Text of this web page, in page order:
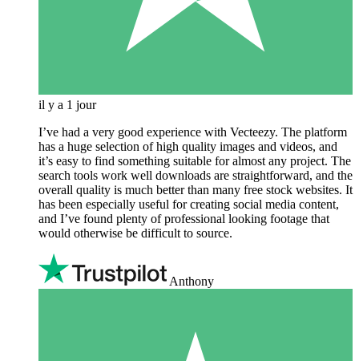
il y a 1 jour
I’ve had a very good experience with Vecteezy. The platform
has a huge selection of high quality images and videos, and
it’s easy to find something suitable for almost any project. The
search tools work well downloads are straightforward, and the
overall quality is much better than many free stock websites. It
has been especially useful for creating social media content,
and I’ve found plenty of professional looking footage that
would otherwise be difficult to source.
Anthony